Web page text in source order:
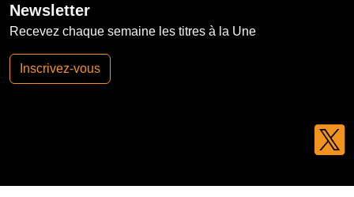
Newsletter
Recevez chaque semaine les titres à la Une
Inscrivez-vous